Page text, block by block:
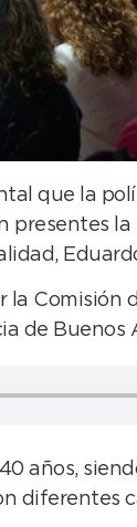
que la
presentes
de Buenos
años,